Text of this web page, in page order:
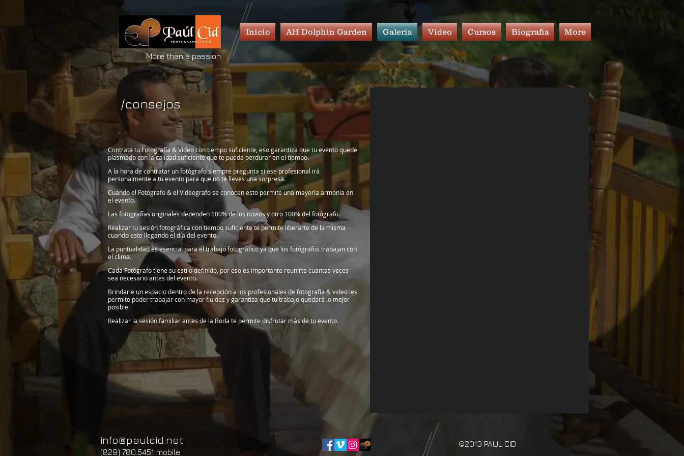
More than a passion
Inicio AH Dolphin Garden Galeria Video Cursos Biografia More
/consejos
Contrata tu Fotografía & Video con tiempo suficiente, eso garantiza que tu evento quede
plasmado con la calidad suficiente que te pueda perdurar en el tiempo.
A la hora de contratar un fotógrafo siempre pregunta si ese profesional irá
personalmente a tu evento para que no te lleves una sorpresa.
Cuando el Fotógrafo & el Videografo se conocen esto permite una mayoría armonía en
el evento.
Las fotografías originales dependen 100% de los novios y otro 100% del fotógrafo.
Realizar tu sesión fotográfica con tiempo suficiente te permite liberarte de la misma
cuando este llegando el día del evento.
La puntualidad es esencial para el trabajo fotográfico ya que los fotógrafos trabajan con
el clima.
Cada Fotógrafo tiene su estilo definido, por eso es importante reunirte cuantas veces
sea necesario antes del evento.
Brindarle un espacio dentro de la recepción a los profesionales de fotografía & video les
permite poder trabajar con mayor fluidez y garantiza que tu trabajo quedará lo mejor
posible.
Realizar la sesión familiar antes de la Boda te permite disfrutar más de tu evento.
info@paulcid.net
(829) 780.5451 mobile
©2013 PAUL CID